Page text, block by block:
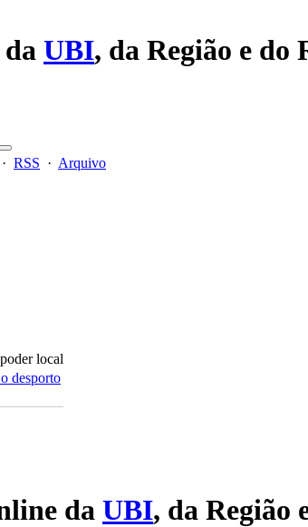
UBI, da Região e do
· RSS · Arquivo
local
o desporto
da UBI, da Região